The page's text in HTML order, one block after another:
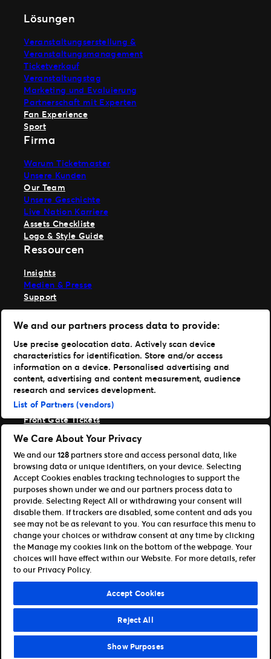
Lösungen
Veranstaltungserstellung &
Veranstaltungsmanagement
Ticketverkauf
Veranstaltungstag
Marketing und Evaluierung
Partnerschaft mit Experten
Fan Experience
Sport
Firma
Warum Ticketmaster
Unsere Kunden
Our Team
Unsere Geschichte
Live Nation Karriere
Assets Checkliste
Logo & Style Guide
Ressourcen
Insights
Medien & Presse
Support
TM1 anmelden
Hole dir unsere App
Ticketmaster
TM1 Reports
Portfolio
Ticketmaster
Front Gate Tickets
Universe
Verbessere
Partner
Platform Übersicht öffnen
Partner & Vertriebspartner
Entwickler (APIs und SDKs)
Allgemeinen Geschäftsbedingungen
DatenschutzerklärungCookie-Richtlinie
Meine Cookies und Anzeigeneinstellungen verwalten
Germany
We and our partners process data to provide:
Use precise geolocation data. Actively scan device
characteristics for identification. Store and/or access
information on a device. Personalised advertising and
content, advertising and content measurement, audience
research and services development.
List of Partners (vendors)
We Care About Your Privacy
We and our128 partners store and access personal data, like
browsing data or unique identifiers, on your device. Selecting
Accept Cookies enables tracking technologies to support the
purposes shown under we and our partners process data to
provide. Selecting Reject All or withdrawing your consent will
disable them. If trackers are disabled, some content and ads you
see may not be as relevant to you. You can resurface this menu to
change your choices or withdraw consent at any time by clicking
the Manage my cookies link on the bottom of the webpage. Your
choices will have effect within our Website. For more details, refer
to our Privacy Policy.
Accept Cookies
Reject All
Show Purposes